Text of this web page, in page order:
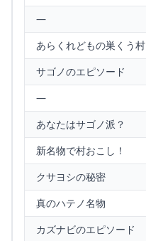
—
あらくれどもの巣くう村
サゴノのエピソード
—
あなたはサゴノ派？
新名物で村おこし！
クサヨシの秘密
真のハテノ名物
カズナビのエピソード